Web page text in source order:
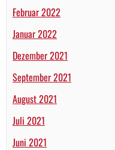
Februar 2022
Januar 2022
Dezember 2021
September 2021
August 2021
Juli 2021
Juni 2021